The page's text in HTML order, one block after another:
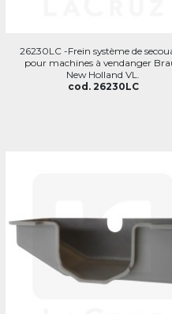
26230LC -Frein système de
pour machines à vendanger
New Holland VL.
cod. 26230LC